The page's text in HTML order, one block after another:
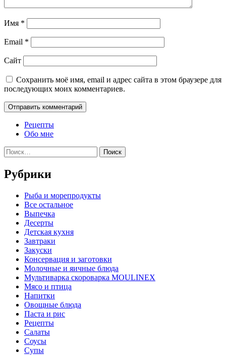
Имя *
Email *
Сайт
Сохранить моё имя, email и адрес сайта в этом браузере для
последующих моих комментариев.
Рецепты
Обо мне
Найти:
Рубрики
Pыба и морепродукты
Все остальное
Выпечка
Десерты
Детская кухня
Завтраки
Закуски
Консервация и заготовки
Молочные и яичные блюда
Мультиварка скороварка MOULINEX
Мясо и птица
Напитки
Овощные блюда
Паста и рис
Рецепты
Салаты
Соусы
Супы